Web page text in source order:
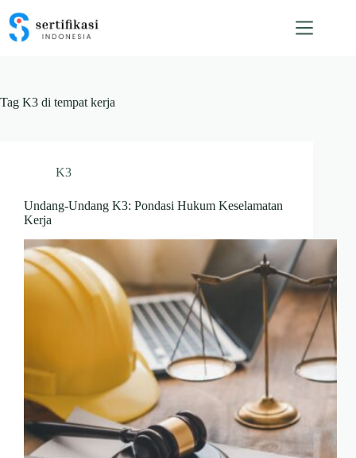
content
Tag K3 di tempat kerja
K3
Undang-Undang K3: Pondasi Hukum Keselamatan
Kerja